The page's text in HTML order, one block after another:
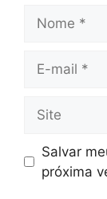
mail
Salvar
próxima